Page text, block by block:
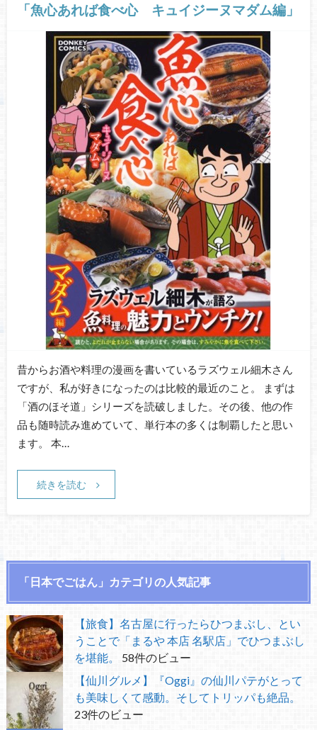
「魚心あれば食べ心 キュイジーヌマダム編」
昔からお酒や料理の漫画を書いているラズウェル細木さん
ですが、私が好きになったのは比較的最近のこと。 まずは
「酒のほそ道」シリーズを読破しました。その後、他の作
品も随時読み進めていて、単行本の多くは制覇したと思い
ます。 本…
続きを読む
「日本でごはん」カテゴリの人気記事
【旅食】名古屋に行ったらひつまぶし、とい
うことで「まるや 本店 名駅店」でひつまぶし
を堪能。
58件のビュー
【仙川グルメ】『Oggi』の仙川パテがとって
も美味しくて感動。そしてトリッパも絶品。
23件のビュー